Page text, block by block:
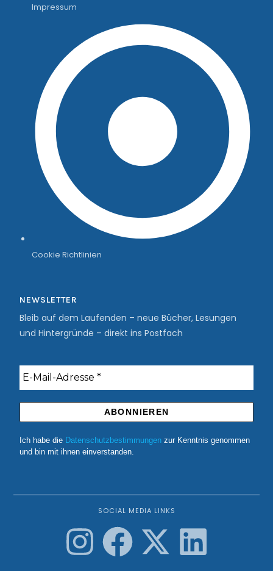
Impressum
Cookie Richtlinien
NEWSLETTER
Bleib auf dem Laufenden – neue Bücher, Lesungen
und Hintergründe – direkt ins Postfach
Ich habe die Datenschutzbestimmungen zur Kenntnis genommen
und bin mit ihnen einverstanden.
SOCIAL MEDIA LINKS